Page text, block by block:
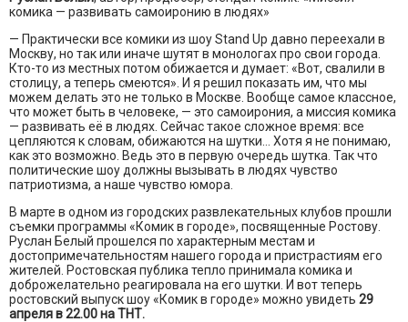
комика — развивать самоиронию в людях»
— Практически все комики из шоу Stand Up давно переехали в
Москву, но так или иначе шутят в монологах про свои города.
Кто-то из местных потом обижается и думает: «Вот, свалили в
столицу, а теперь смеются». И я решил показать им, что мы
можем делать это не только в Москве. Вообще самое классное,
что может быть в человеке, — это самоирония, а миссия комика
— развивать её в людях. Сейчас такое сложное время: все
цепляются к словам, обижаются на шутки… Хотя я не понимаю,
как это возможно. Ведь это в первую очередь шутка. Так что
политические шоу должны вызывать в людях чувство
патриотизма, а наше чувство юмора.
В марте в одном из городских развлекательных клубов прошли
съемки программы «Комик в городе», посвященные Ростову.
Руслан Белый прошелся по характерным местам и
достопримечательностям нашего города и пристрастиям его
жителей. Ростовская публика тепло принимала комика и
доброжелательно реагировала на его шутки. И вот теперь
ростовский выпуск шоу «Комик в городе» можно увидеть 29
апреля в 22.00 на ТНТ.